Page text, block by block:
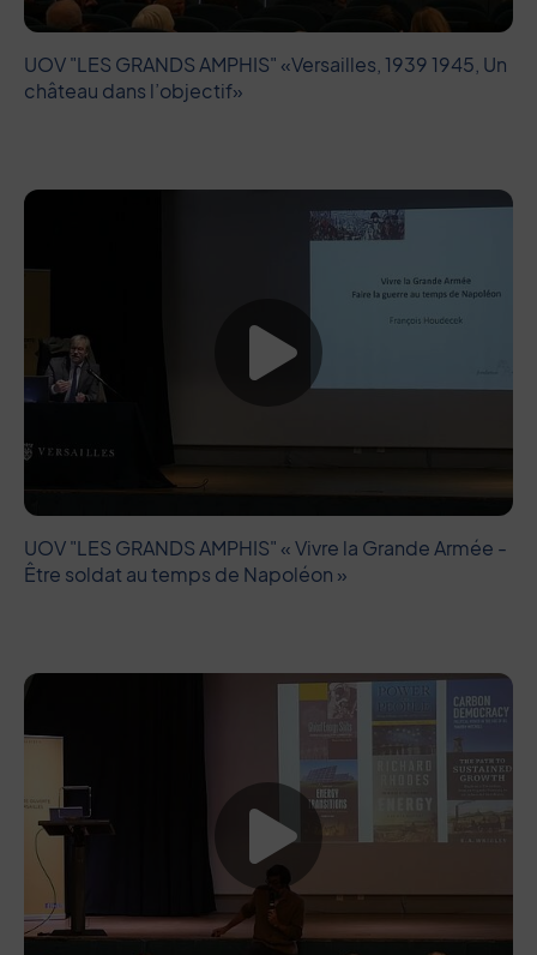
UOV "LES GRANDS AMPHIS" «Versailles, 1939 1945, Un
château dans l’objectif»
UOV "LES GRANDS AMPHIS" « Vivre la Grande Armée -
Être soldat au temps de Napoléon »
Lancer la